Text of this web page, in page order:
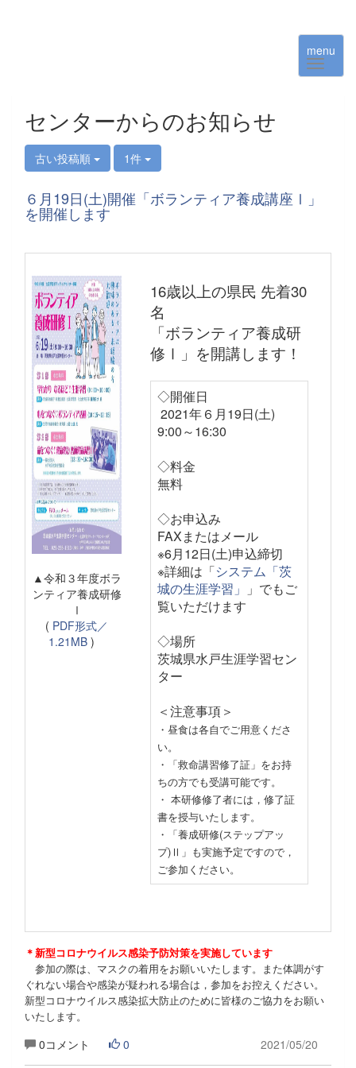
menu
センターからのお知らせ
古い投稿順 1件
６月19日(土)開催「ボランティア養成講座Ⅰ」
を開催します
▲令和３年度ボラ
ンティア養成研修
Ⅰ
( PDF形式／
1.21MB)
16歳以上の県民 先着30
名
「ボランティア養成研
修Ⅰ」を開講します！
◇開催日
2021年６月19日(土)
9:00～16:30
◇料金
無料
◇お申込み
FAXまたはメール
※6月12日(土)申込締切
※詳細は「システム「茨
城の生涯学習」
」でもご
覧いただけます
◇場所
茨城県水戸生涯学習セン
ター
＜注意事項＞
・昼食は各自でご用意くださ
い。
・「救命講習修了証」をお持
ちの方でも受講可能です。
・ 本研修修了者には，修了証
書を授与いたします。
・「養成研修(ステップアッ
プ)Ⅱ」も実施予定ですので，
ご参加ください。
＊新型コロナウイルス感染予防対策を実施しています
参加の際は、マスクの着用をお願いいたします。また体調がす
ぐれない場合や感染が疑われる場合は，参加をお控えください。
新型コロナウイルス感染拡大防止のために皆様のご協力をお願い
いたします。
0コメント 0 2021/05/20